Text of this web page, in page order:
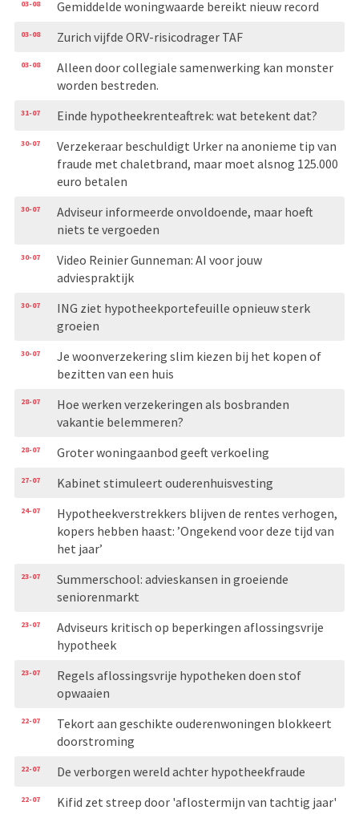
03-08 Gemiddelde woningwaarde bereikt nieuw record
03-08 Zurich vijfde ORV-risicodrager TAF
03-08
Alleen door collegiale samenwerking kan monster
worden bestreden.
31-07 Einde hypotheekrenteaftrek: wat betekent dat?
30-07
Verzekeraar beschuldigt Urker na anonieme tip van
fraude met chaletbrand, maar moet alsnog 125.000
euro betalen
30-07
Adviseur informeerde onvoldoende, maar hoeft
niets te vergoeden
30-07
Video Reinier Gunneman: AI voor jouw
adviespraktijk
30-07
ING ziet hypotheekportefeuille opnieuw sterk
groeien
30-07
Je woonverzekering slim kiezen bij het kopen of
bezitten van een huis
28-07
Hoe werken verzekeringen als bosbranden
vakantie belemmeren?
28-07 Groter woningaanbod geeft verkoeling
27-07 Kabinet stimuleert ouderenhuisvesting
24-07
Hypotheekverstrekkers blijven de rentes verhogen,
kopers hebben haast: ’Ongekend voor deze tijd van
het jaar’
23-07
Summerschool: advieskansen in groeiende
seniorenmarkt
23-07
Adviseurs kritisch op beperkingen aflossingsvrije
hypotheek
23-07
Regels aflossingsvrije hypotheken doen stof
opwaaien
22-07
Tekort aan geschikte ouderenwoningen blokkeert
doorstroming
22-07 De verborgen wereld achter hypotheekfraude
22-07 Kifid zet streep door 'aflostermijn van tachtig jaar'